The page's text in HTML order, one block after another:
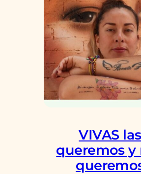
VIVAS las
queremos y